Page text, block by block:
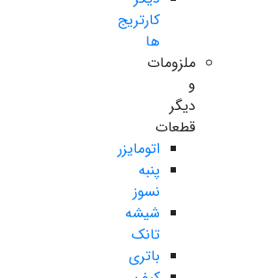
کارتریج
ها
ملزومات
و
دیگر
قطعات
اتومایزر
پنبه
نسوز
شیشه
تانک
باتری